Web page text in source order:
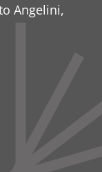
Angelini,